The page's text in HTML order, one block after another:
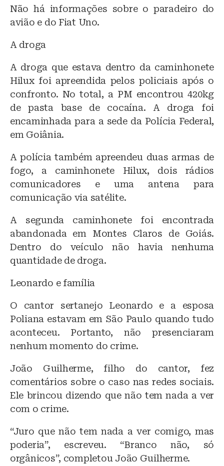
Não há informações sobre o paradeiro do
avião e do Fiat Uno.
A droga
A droga que estava dentro da caminhonete
Hilux foi apreendida pelos policiais após o
confronto. No total, a PM encontrou 420kg
de pasta base de cocaína. A droga foi
encaminhada para a sede da Polícia Federal,
em Goiânia.
A polícia também apreendeu duas armas de
fogo, a caminhonete Hilux, dois rádios
comunicadores e uma antena para
comunicação via satélite.
A segunda caminhonete foi encontrada
abandonada em Montes Claros de Goiás.
Dentro do veículo não havia nenhuma
quantidade de droga.
Leonardo e família
O cantor sertanejo Leonardo e a esposa
Poliana estavam em São Paulo quando tudo
aconteceu. Portanto, não presenciaram
nenhum momento do crime.
João Guilherme, filho do cantor, fez
comentários sobre o caso nas redes sociais.
Ele brincou dizendo que não tem nada a ver
com o crime.
“Juro que não tem nada a ver comigo, mas
poderia”, escreveu. “Branco não, só
orgânicos”, completou João Guilherme.